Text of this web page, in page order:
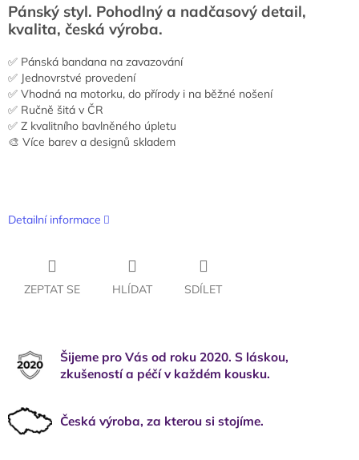
Pánský styl. Pohodlný a nadčasový detail,
kvalita, česká výroba.
✅ Pánská bandana na zavazování
✅ Jednovrstvé provedení
✅ Vhodná na motorku, do přírody i na běžné nošení
✅ Ručně šitá v ČR
✅ Z kvalitního bavlněného úpletu
🎨 Více barev a designů skladem
Detailní informace
ZEPTAT SE HLÍDAT SDÍLET
Šijeme pro Vás od roku 2020. S láskou,
zkušeností a péčí v každém kousku.
Česká výroba, za kterou si stojíme.